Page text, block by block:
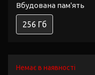
Вбудована пам'ять
256 Гб
Немає в наявності